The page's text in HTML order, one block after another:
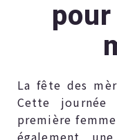
La fête des
Cette journée
première
également